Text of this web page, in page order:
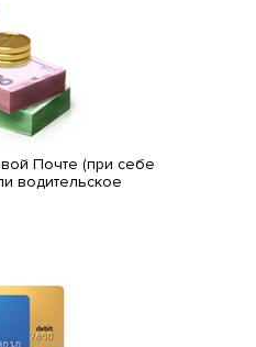
Почте (при себе
водительское